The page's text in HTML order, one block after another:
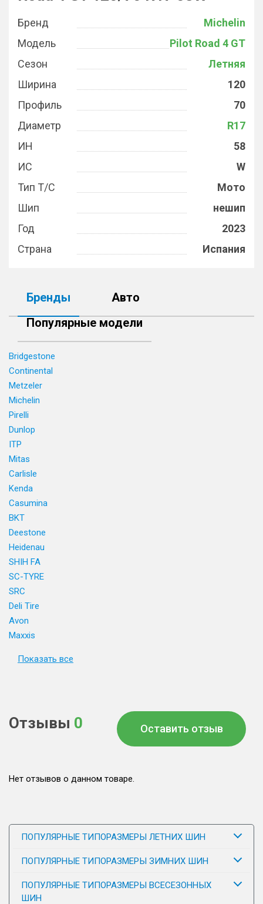
Бренд
Michelin
Модель
Pilot Road 4 GT
Сезон
Летняя
Ширина
120
Профиль
70
Диаметр
R17
ИН
58
ИС
W
Тип Т/С
Мото
Шип
нешип
Год
2023
Страна
Испания
Бренды
Авто
Популярные модели
Bridgestone
Continental
Metzeler
Michelin
Pirelli
Dunlop
ITP
Mitas
Carlisle
Kenda
Casumina
BKT
Deestone
Heidenau
SHIH FA
SC-TYRE
SRC
Deli Tire
Avon
Maxxis
Показать все
Отзывы 0 Оставить отзыв
Нет отзывов о данном товаре.
ПОПУЛЯРНЫЕ ТИПОРАЗМЕРЫ ЛЕТНИХ ШИН
ПОПУЛЯРНЫЕ ТИПОРАЗМЕРЫ ЗИМНИХ ШИН
ПОПУЛЯРНЫЕ ТИПОРАЗМЕРЫ ВСЕСЕЗОННЫХ
ШИН